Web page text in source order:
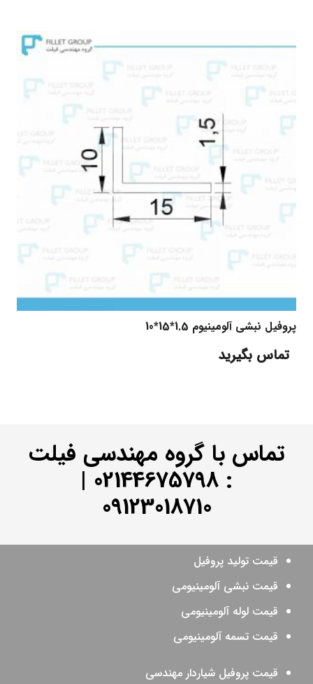
پروفیل نبشی آلومینیوم 1.5*15*10
تماس بگیرید
تماس با گروه مهندسی فیلت
:
02144675798
|
09123018710
قیمت تولید پروفیل
قیمت نبشی آلومینیومی
قیمت لوله آلومینیومی
قیمت تسمه آلومینیومی
قیمت پروفیل شیاردار مهندسی